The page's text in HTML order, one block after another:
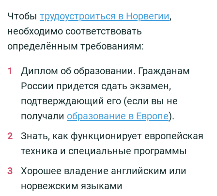
Чтобы трудоустроиться в Норвегии,
необходимо соответствовать
определённым требованиям:
Диплом об образовании. Гражданам
России придется сдать экзамен,
подтверждающий его (если вы не
получали образование в Европе).
Знать, как функционирует европейская
техника и специальные программы
Хорошее владение английским или
норвежским языками